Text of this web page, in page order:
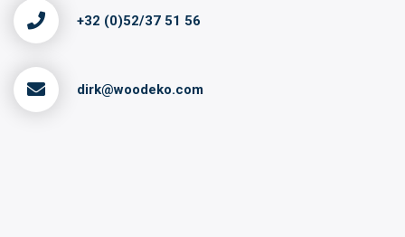
+32 (0)52/37 51 56
dirk@woodeko.com